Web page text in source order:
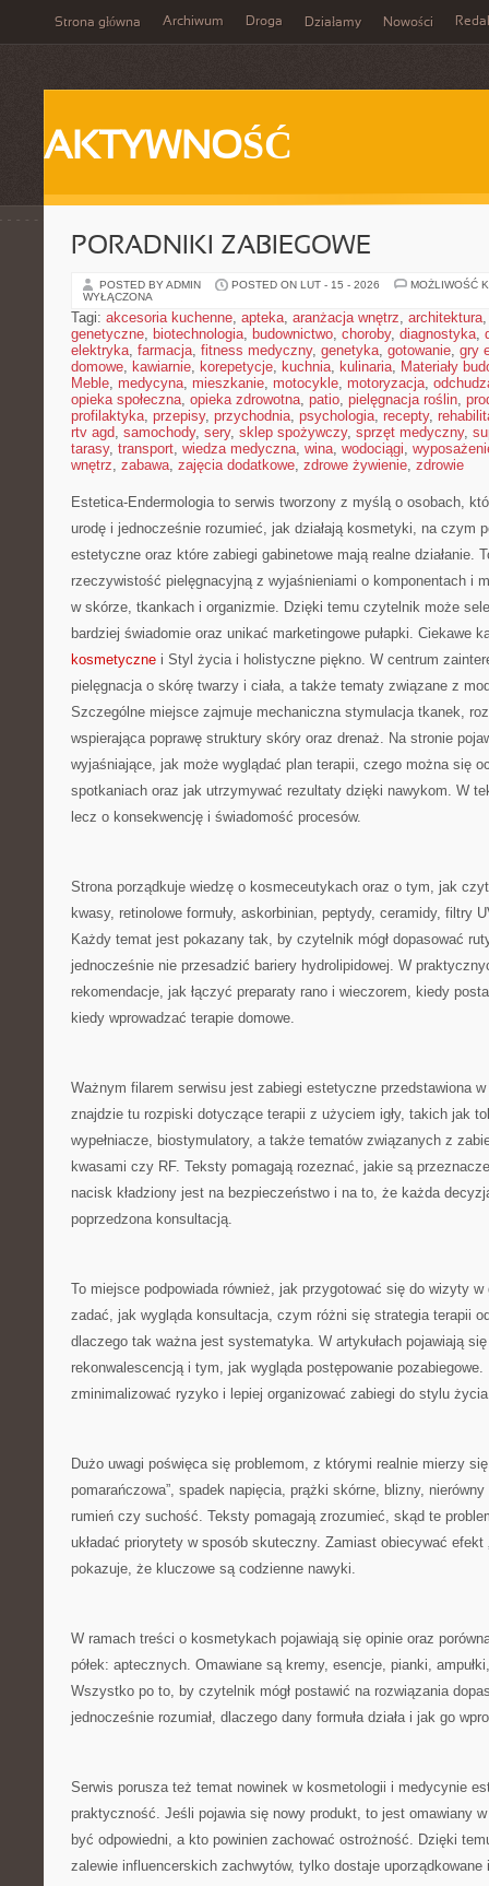
Strona główna Archiwum Droga Działamy Nowości
AKTYWNOŚĆ
PORADNIKI ZABIEGOWE
POSTED BY ADMIN POSTED ON LUT - 15 - 2026
MOŻLIWOŚĆ
WYŁĄCZONA
Tagi: akcesoria kuchenne, apteka, aranżacja wnętrz, architektura
genetyczne, biotechnologia, budownictwo, choroby, diagnostyka,
elektryka, farmacja, fitness medyczny, genetyka, gotowanie, gry
domowe, kawiarnie, korepetycje, kuchnia, kulinaria, Materiały
Meble, medycyna, mieszkanie, motocykle, motoryzacja,
opieka społeczna, opieka zdrowotna, patio, pielęgnacja roślin,
profilaktyka, przepisy, przychodnia, psychologia, recepty,
rtv agd, samochody, sery, sklep spożywczy, sprzęt medyczny,
tarasy, transport, wiedza medyczna, wina, wodociągi,
wnętrz, zabawa, zajęcia dodatkowe, zdrowe żywienie, zdrowie
Estetica-Endermologia to serwis tworzony z myślą o osobach,
urodę i jednocześnie rozumieć, jak działają kosmetyki, na czym
estetyczne oraz które zabiegi gabinetowe mają realne działanie.
rzeczywistość pielęgnacyjną z wyjaśnieniami o komponentach i
w skórze, tkankach i organizmie. Dzięki temu czytelnik może
bardziej świadomie oraz unikać marketingowe pułapki. Ciekawe
kosmetyczne i Styl życia i holistyczne piękno. W centrum
pielęgnacja o skórę twarzy i ciała, a także tematy związane z
Szczególne miejsce zajmuje mechaniczna stymulacja tkanek,
wspierająca poprawę struktury skóry oraz drenaż. Na stronie
wyjaśniające, jak może wyglądać plan terapii, czego można się
spotkaniach oraz jak utrzymywać rezultaty dzięki nawykom. W
lecz o konsekwencję i świadomość procesów.
Strona porządkuje wiedzę o kosmeceutykach oraz o tym, jak
kwasy, retinolowe formuły, askorbinian, peptydy, ceramidy, filtry
Każdy temat jest pokazany tak, by czytelnik mógł dopasować
jednocześnie nie przesadzić bariery hydrolipidowej. W
rekomendacje, jak łączyć preparaty rano i wieczorem, kiedy
kiedy wprowadzać terapie domowe.
Ważnym filarem serwisu jest zabiegi estetyczne przedstawiona
znajdzie tu rozpiski dotyczące terapii z użyciem igły, takich jak
wypełniacze, biostymulatory, a także tematów związanych z
kwasami czy RF. Teksty pomagają rozeznać, jakie są
nacisk kładziony jest na bezpieczeństwo i na to, że każda
poprzedzona konsultacją.
To miejsce podpowiada również, jak przygotować się do wizyty
zadać, jak wygląda konsultacja, czym różni się strategia terapii
dlaczego tak ważna jest systematyka. W artykułach pojawiają
rekonwalescencją i tym, jak wygląda postępowanie
zminimalizować ryzyko i lepiej organizować zabiegi do stylu
Dużo uwagi poświęca się problemom, z którymi realnie mierzy
pomarańczowa”, spadek napięcia, prążki skórne, blizny,
rumień czy suchość. Teksty pomagają zrozumieć, skąd te
układać priorytety w sposób skuteczny. Zamiast obiecywać efekt
pokazuje, że kluczowe są codzienne nawyki.
W ramach treści o kosmetykach pojawiają się opinie oraz
półek: aptecznych. Omawiane są kremy, esencje, pianki,
Wszystko po to, by czytelnik mógł postawić na rozwiązania
jednocześnie rozumiał, dlaczego dany formuła działa i jak go
Serwis porusza też temat nowinek w kosmetologii i medycynie
praktyczność. Jeśli pojawia się nowy produkt, to jest omawiany
być odpowiedni, a kto powinien zachować ostrożność. Dzięki
zalewie influencerskich zachwytów, tylko dostaje uporządkowane